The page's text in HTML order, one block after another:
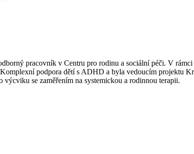
pracovník v Centru pro rodinu a sociální péči. V rámci
podpora dětí s ADHD a byla vedoucím projektu
se zaměřením na systemickou a rodinnou terapii.